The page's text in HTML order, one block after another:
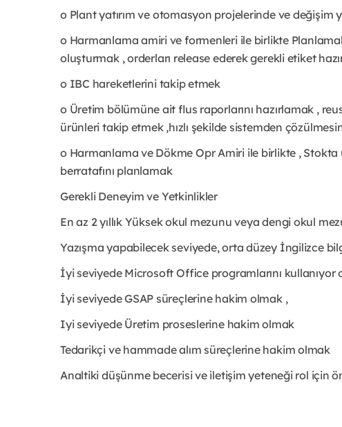
o Plant yatırım ve otomasyon projelerinde ve
o Harmanlama amiri ve formenleri ile birlikte
oluşturmak , orderları release ederek gerekli etiket
o IBC hareketlerini takip etmek
o Üretim bölümüne ait flus raporlarını hazırlamak ,
ürünleri takip etmek ,hızlı şekilde sistemden
o Harmanlama ve Dökme Opr Amiri ile birlikte ,
berratafını planlamak
Gerekli Deneyim ve Yetkinlikler
En az 2 yıllık Yüksek okul mezunu veya dengi okul
Yazışma yapabilecek seviyede, orta düzey İngilizce
İyi seviyede Microsoft Office programlarını kullanıyor
İyi seviyede GSAP süreçlerine hakim olmak ,
Iyi seviyede Üretim proseslerine hakim olmak
Tedarikçi ve hammade alım süreçlerine hakim olmak
Analtiki düşünme becerisi ve iletişim yeteneği rol için